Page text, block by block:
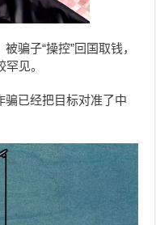
骗子“操控”回国取钱，
见。
骗已经把目标对准了中